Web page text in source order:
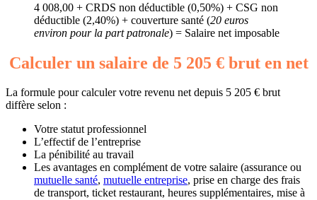
4 008,00 + CRDS non déductible (0,50%) + CSG non
déductible (2,40%) + couverture santé (20 euros
environ pour la part patronale) = Salaire net imposable
Calculer un salaire de 5 205 € brut en net
La formule pour calculer votre revenu net depuis 5 205 € brut
diffère selon :
Votre statut professionnel
L’effectif de l’entreprise
La pénibilité au travail
Les avantages en complément de votre salaire (assurance ou
mutuelle santé, mutuelle entreprise, prise en charge des frais
de transport, ticket restaurant, heures supplémentaires, mise à